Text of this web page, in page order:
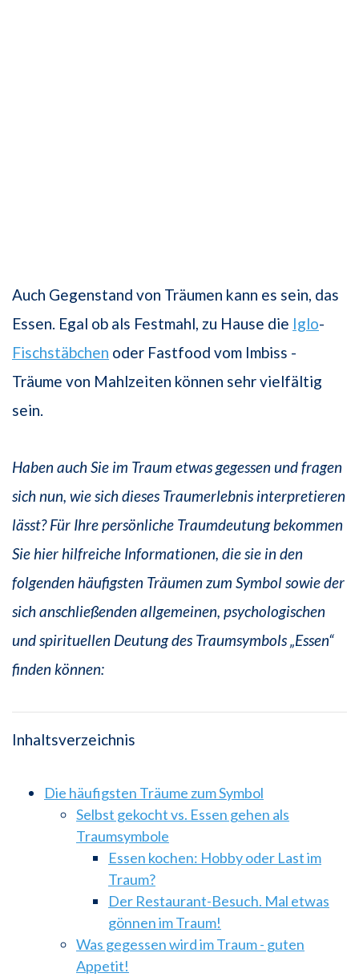
Auch Gegenstand von Träumen kann es sein, das
Essen. Egal ob als Festmahl, zu Hause die Iglo-
Fischstäbchen oder Fastfood vom Imbiss -
Träume von Mahlzeiten können sehr vielfältig
sein.
Haben auch Sie im Traum etwas gegessen und fragen
sich nun, wie sich dieses Traumerlebnis interpretieren
lässt? Für Ihre persönliche Traumdeutung bekommen
Sie hier hilfreiche Informationen, die sie in den
folgenden häufigsten Träumen zum Symbol sowie der
sich anschließenden allgemeinen, psychologischen
und spirituellen Deutung des Traumsymbols „Essen“
finden können:
Inhaltsverzeichnis
Die häufigsten Träume zum Symbol
Selbst gekocht vs. Essen gehen als
Traumsymbole
Essen kochen: Hobby oder Last im
Traum?
Der Restaurant-Besuch. Mal etwas
gönnen im Traum!
Was gegessen wird im Traum - guten
Appetit!